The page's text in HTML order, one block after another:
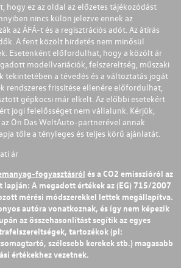
hogy ez az oldal az előzetes tájékozódást
nincs külön jelezve ennek az
az ÁFÁ-t és a regisztrációs adót. Az átírás
A fent közölt hirdetés nem minősül
Esetenként előfordulhat, hogy a közölt ár
modellvariációk, felszereltség, műszaki
tekintetében a tévedés és a változtatás jogát
rendszeres frissítése ellenére előfordulhat,
gépkocsi már elkelt. Az előbbi esetekért
jogi felelősséget nem vállalunk. Kérjük,
Ön Das WeltAuto-partnerével annak
tőle a tényleges és teljes körű ajánlatát.
ár
fogyasztásról és a CO2 emisszióról az
lapján: A megadott értékek az (EG) 715/2007
mérési módszerekkel lettek megállapítva.
autóra vonatkoznak, és így nem képezik
az összehasonlítást segítik az egyes
tartozékok (pl:
szélesebb kerekek stb.) magasabb
értékekhez vezetnek.